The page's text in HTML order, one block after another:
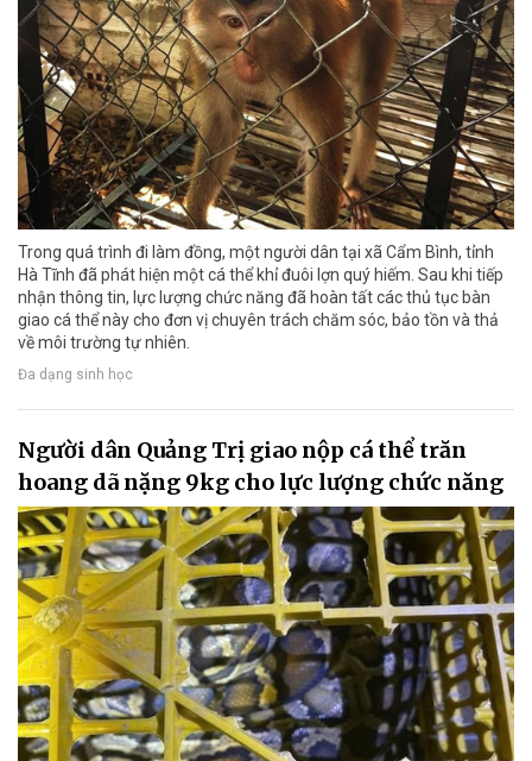
Trong quá trình đi làm đồng, một người dân tại xã Cẩm Bình, tỉnh
Hà Tĩnh đã phát hiện một cá thể khỉ đuôi lợn quý hiếm. Sau khi tiếp
nhận thông tin, lực lượng chức năng đã hoàn tất các thủ tục bàn
giao cá thể này cho đơn vị chuyên trách chăm sóc, bảo tồn và thả
về môi trường tự nhiên.
Đa dạng sinh học
Người dân Quảng Trị giao nộp cá thể trăn
hoang dã nặng 9kg cho lực lượng chức năng